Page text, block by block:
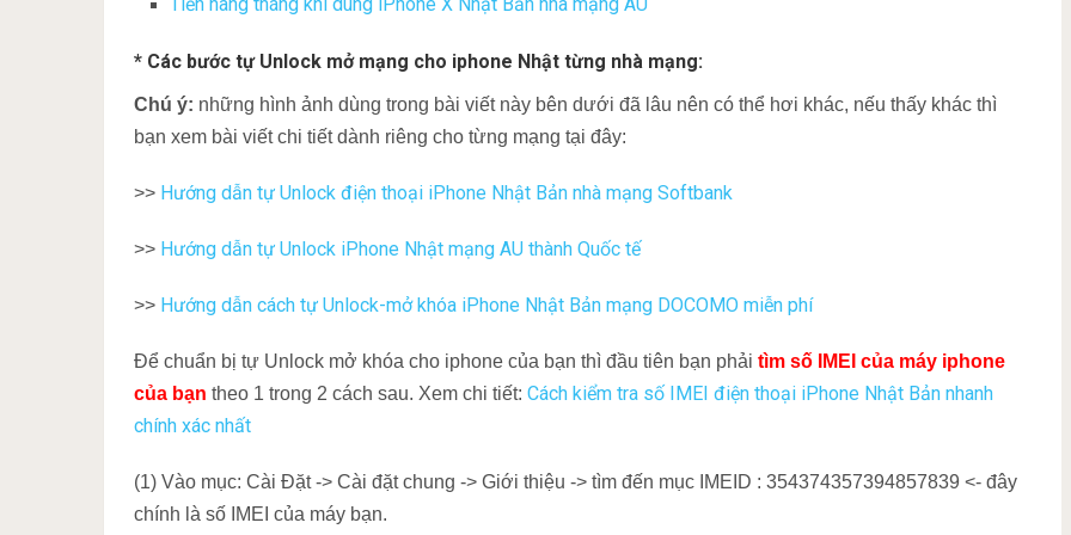
* Các bước tự Unlock mở mạng cho iphone Nhật từng nhà mạng:
Chú ý: những hình ảnh dùng trong bài viết này bên dưới đã lâu nên có thể hơi khác, nếu thấy khác thì
bạn xem bài viết chi tiết dành riêng cho từng mạng tại đây:
>> Hướng dẫn tự Unlock điện thoại iPhone Nhật Bản nhà mạng Softbank
>> Hướng dẫn tự Unlock iPhone Nhật mạng AU thành Quốc tế
>> Hướng dẫn cách tự Unlock-mở khóa iPhone Nhật Bản mạng DOCOMO miễn phí
Để chuẩn bị tự Unlock mở khóa cho iphone của bạn thì đầu tiên bạn phải tìm số IMEI của máy iphone
của bạn theo 1 trong 2 cách sau. Xem chi tiết: Cách kiểm tra số IMEI điện thoại iPhone Nhật Bản nhanh
chính xác nhất
(1) Vào mục: Cài Đặt -> Cài đặt chung -> Giới thiệu -> tìm đến mục IMEID : 354374357394857839 <- đây
chính là số IMEI của máy bạn.